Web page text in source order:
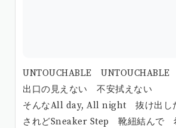
UNTOUCHABLE UNTOUCHABLE
出口の見えない 不安拭えない
そんなAll day, All night 抜け出し
されどSneaker Step 靴紐結んで